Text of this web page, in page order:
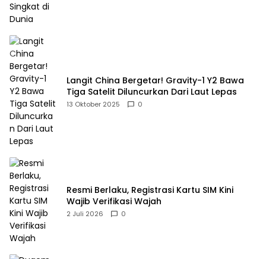
Langit China Bergetar! Gravity-1 Y2 Bawa
Tiga Satelit Diluncurkan Dari Laut Lepas
13 Oktober 2025 0
Resmi Berlaku, Registrasi Kartu SIM Kini
Wajib Verifikasi Wajah
2 Juli 2026 0